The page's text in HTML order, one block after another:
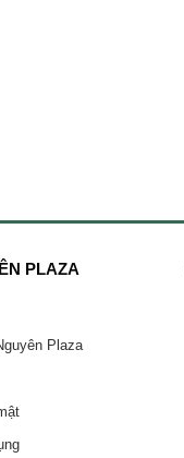
PLAZA
Plaza